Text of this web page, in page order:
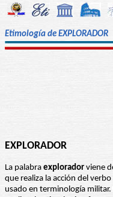
Etimología de EXPLORADOR
EXPLORADOR
La palabra explorador viene
que realiza la acción del verbo
usado en terminología